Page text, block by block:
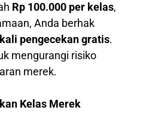
Rp 100.000 per kelas,
Anda berhak
pengecekan gratis.
mengurangi risiko
merek.
Kelas Merek